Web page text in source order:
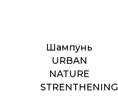
Шампунь
URBAN
NATURE
STRENTHENING